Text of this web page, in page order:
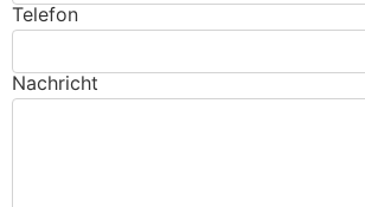
Telefon
Nachricht